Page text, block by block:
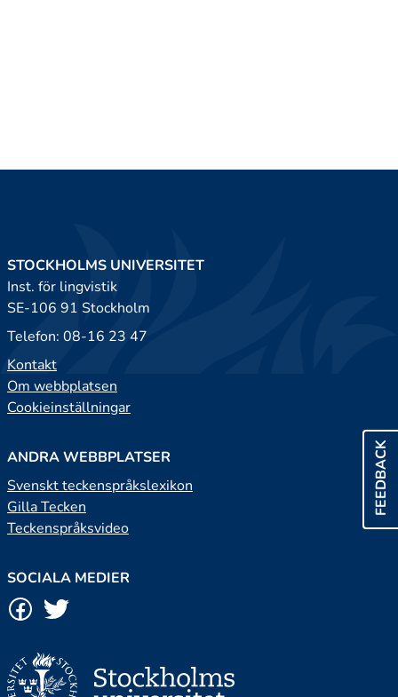
FEEDBACK
STOCKHOLMS UNIVERSITET
Inst. för lingvistik
SE-106 91 Stockholm
Telefon: 08-16 23 47
Kontakt
Om webbplatsen
Cookieinställningar
ANDRA WEBBPLATSER
Svenskt teckenspråkslexikon
Gilla Tecken
Teckenspråksvideo
SOCIALA MEDIER